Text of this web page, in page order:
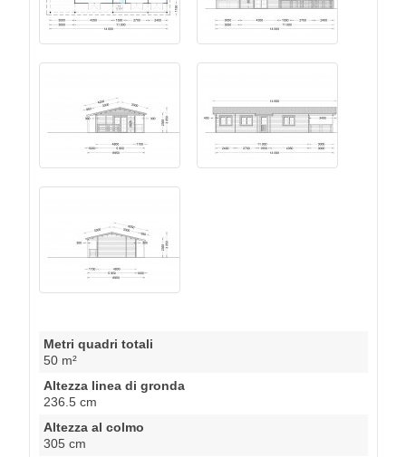
Metri quadri totali
50 m²
Altezza linea di gronda
236.5 cm
Altezza al colmo
305 cm